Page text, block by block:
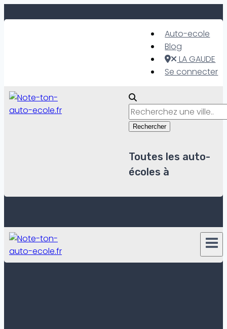
to
Auto-ecole
Blog
LA GAUDE
Se connecter
Rechercher
Toutes les auto-
écoles à